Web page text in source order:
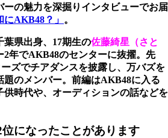
の魅力を深掘りインタビューでお届
にAKB48？」 。
葉県出身、17期生の佐藤綺星（さと
2年でAKB48のセンターに抜擢。先
ズでチアダンスを披露し、万バズを
題のメンバー。前編はAKB48に入る
供時代や、オーディションの話などを
になったことがあります